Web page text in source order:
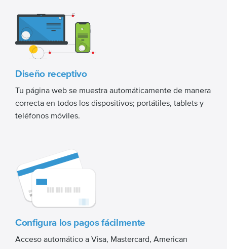
Diseño receptivo
Tu página web se muestra automáticamente de manera
correcta en todos los dispositivos; portátiles, tablets y
teléfonos móviles.
Configura los pagos fácilmente
Acceso automático a Visa, Mastercard, American